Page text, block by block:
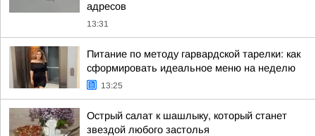
адресов
13:31
Питание по методу гарвардской тарелки: как
сформировать идеальное меню на неделю
13:25
Острый салат к шашлыку, который станет
звездой любого застолья